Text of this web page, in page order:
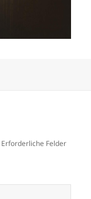
Erforderliche Felder